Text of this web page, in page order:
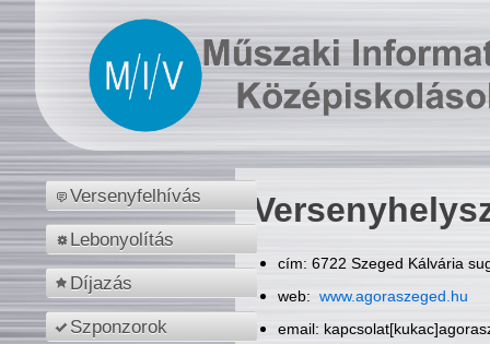
Versenyfelhívás
Lebonyolítás
Díjazás
Szponzorok
cím: 6722 Szeged Kálvária
web: www.agoraszeged.hu
email: